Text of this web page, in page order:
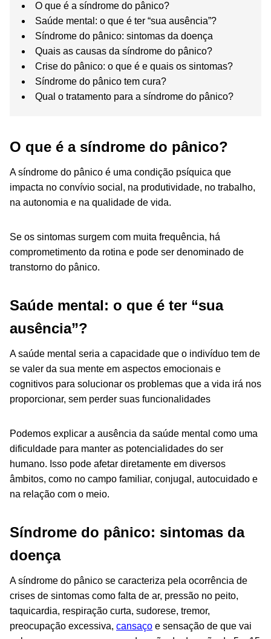
O que é a síndrome do pânico?
Saúde mental: o que é ter “sua ausência”?
Síndrome do pânico: sintomas da doença
Quais as causas da síndrome do pânico?
Crise do pânico: o que é e quais os sintomas?
Síndrome do pânico tem cura?
Qual o tratamento para a síndrome do pânico?
O que é a síndrome do pânico?
A síndrome do pânico é uma condição psíquica que
impacta no convívio social, na produtividade, no trabalho,
na autonomia e na qualidade de vida.
Se os sintomas surgem com muita frequência, há
comprometimento da rotina e pode ser denominado de
transtorno do pânico.
Saúde mental: o que é ter “sua
ausência”?
A saúde mental seria a capacidade que o indivíduo tem de
se valer da sua mente em aspectos emocionais e
cognitivos para solucionar os problemas que a vida irá nos
proporcionar, sem perder suas funcionalidades
Podemos explicar a ausência da saúde mental como uma
dificuldade para manter as potencialidades do ser
humano. Isso pode afetar diretamente em diversos
âmbitos, como no campo familiar, conjugal, autocuidado e
na relação com o meio.
Síndrome do pânico: sintomas da
doença
A síndrome do pânico se caracteriza pela ocorrência de
crises de sintomas como falta de ar, pressão no peito,
taquicardia, respiração curta, sudorese, tremor,
preocupação excessiva, cansaço e sensação de que vai